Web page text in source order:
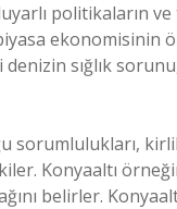
politikaların
ekonomisinin
denizin sığlık
sorumlulukları,
Konyaaltı
belirler.